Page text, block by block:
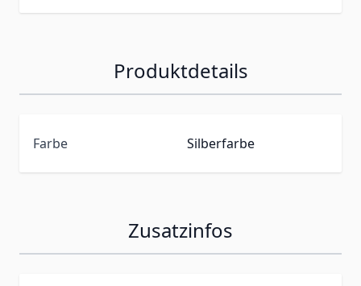
Produktdetails
Farbe Silberfarbe
Zusatzinfos